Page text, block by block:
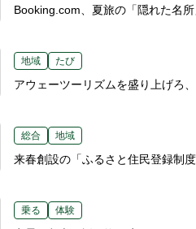
Booking.com、夏旅の「隠れた名
地域 たび
アウェーツーリズムを盛り上げろ
総合 地域
来春創設の「ふるさと住民登録制
乗る 体験